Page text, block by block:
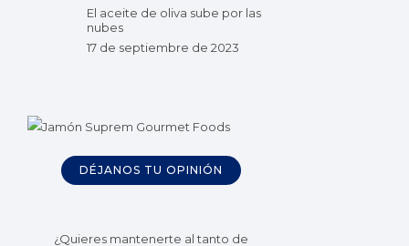
El aceite de oliva sube por las
nubes
17 de septiembre de 2023
DÉJANOS TU OPINIÓN
¿Quieres mantenerte al tanto de